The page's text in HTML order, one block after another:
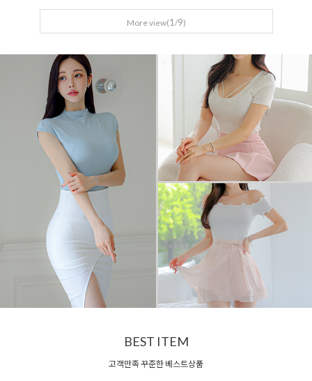
More view(1 /9)
BEST ITEM
고객만족 꾸준한 베스트상품